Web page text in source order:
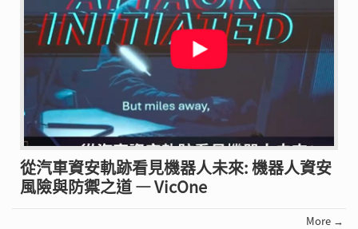
從汽車資安軌跡看見機器人未來: 機器人資安
風險與防禦之道 — VicOne
More →